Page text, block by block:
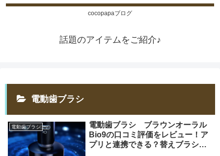
cocopapaブログ
話題のアイテムをご紹介♪
電動歯ブラシ
電動歯ブラシ
電動歯ブラシ ブラウンオーラル
Bio9の口コミ評価をレビュー！ア
プリと連携できる？替えブラシに